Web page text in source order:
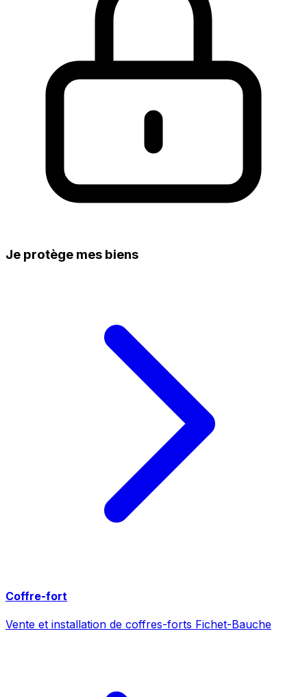
Je protège mes biens
Coffre-fort
Vente et installation de coffres-forts Fichet-Bauche